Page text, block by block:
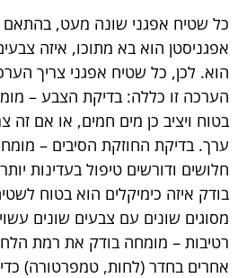
כל שטיח אפגני שונה מעט, בהתאם
אפגניסטן הוא בא מתוכו, איזה
הוא. לכן, כל שטיח אפגני צריך
הערכה זו כללה: בדיקת הצבע –
בטוח ויציב כן מים חמים, או אם זה
ערך. בדיקת החוזקת הסיבים –
חלושים ודורשים טיפול בעדינות
בודק איזה כימיקלים הוא בטוח
מסוגים שונים עם צבעים שונים
רטיבות – מומחה בודק את רמת
אחרים בחדר (לחות, טמפרטורה) כדי